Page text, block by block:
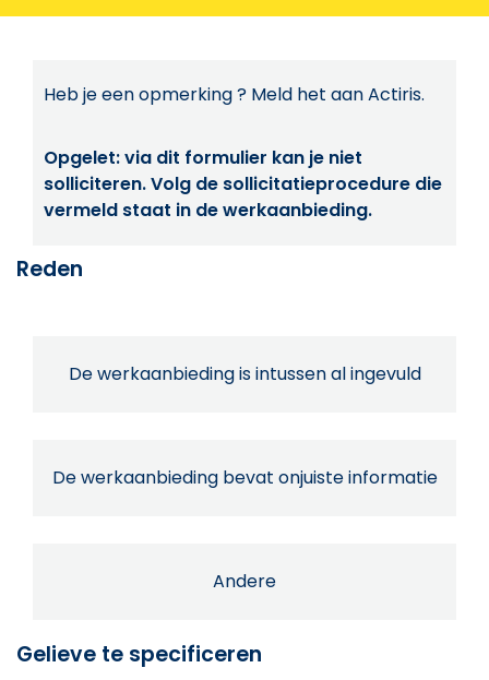
Heb je een opmerking ? Meld het aan Actiris.
Opgelet: via dit formulier kan je niet
solliciteren. Volg de sollicitatieprocedure die
vermeld staat in de werkaanbieding.
Reden
De werkaanbieding is intussen al ingevuld
De werkaanbieding bevat onjuiste informatie
Andere
Gelieve te specificeren